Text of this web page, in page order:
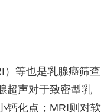
）等也是乳腺癌筛查
超声对于致密型乳
钙化点；MRI则对软